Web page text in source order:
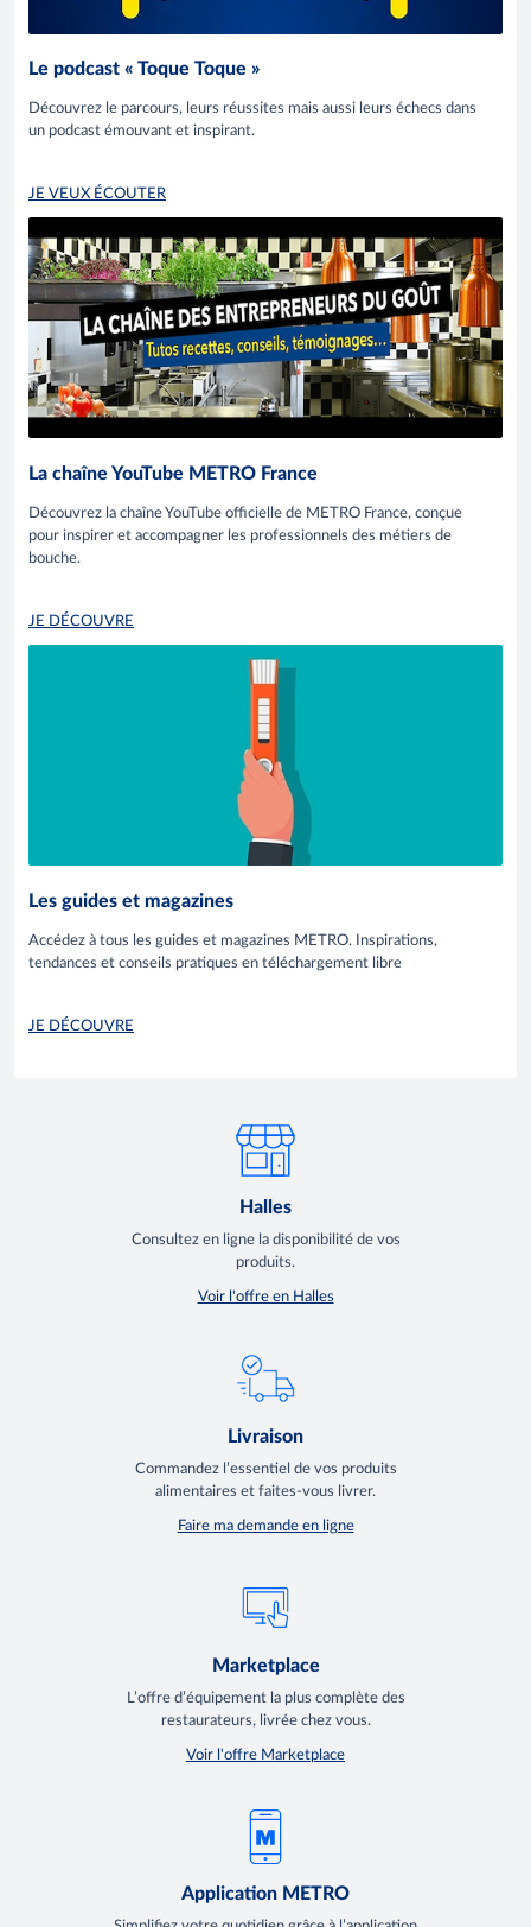
Le podcast « Toque Toque »
Découvrez le parcours, leurs réussites mais aussi leurs échecs dans
un podcast émouvant et inspirant.
JE VEUX ÉCOUTER
La chaîne YouTube METRO France
Découvrez la chaîne YouTube officielle de METRO France, conçue
pour inspirer et accompagner les professionnels des métiers de
bouche.
JE DÉCOUVRE
Les guides et magazines
Accédez à tous les guides et magazines METRO. Inspirations,
tendances et conseils pratiques en téléchargement libre
JE DÉCOUVRE
Halles
Consultez en ligne la disponibilité de vos
produits.
Voir l'offre en Halles
Livraison
Commandez l’essentiel de vos produits
alimentaires et faites-vous livrer.
Faire ma demande en ligne
Marketplace
L’offre d’équipement la plus complète des
restaurateurs, livrée chez vous.
Voir l'offre Marketplace
Application METRO